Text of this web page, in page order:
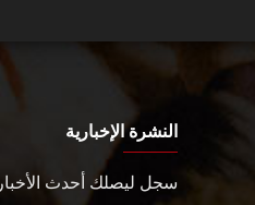
النشرة الإخبارية
سجل ليصلك أحدث الأخبار